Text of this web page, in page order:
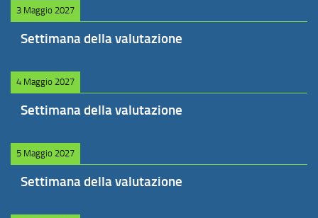
3 Maggio 2027
Settimana della valutazione
4 Maggio 2027
Settimana della valutazione
5 Maggio 2027
Settimana della valutazione